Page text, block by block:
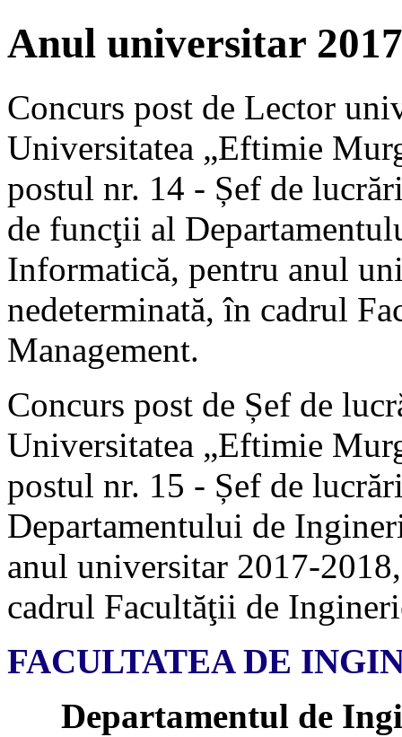
Anul universitar
Concurs post de Lector
Universitatea „Eftimie
postul nr. 14 - Șef de
de funcţii al
Informatică, pentru anul
nedeterminată, în cadrul
Management.
Concurs post de Șef de
Universitatea „Eftimie
postul nr. 15 - Șef de
Departamentului de
anul universitar 2017-
cadrul Facultăţii de
FACULTATEA DE
Departamentul de